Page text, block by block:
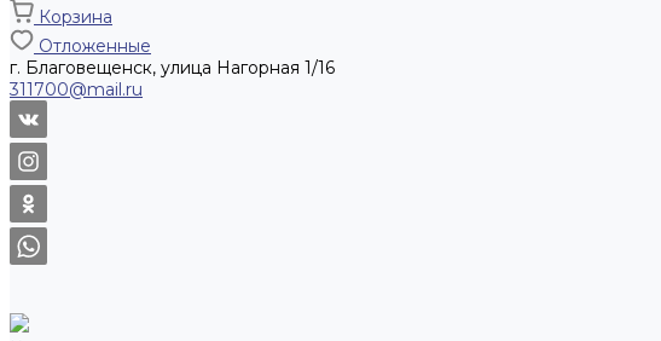
Корзина
Отложенные
г. Благовещенск, улица Нагорная 1/16
311700@mail.ru